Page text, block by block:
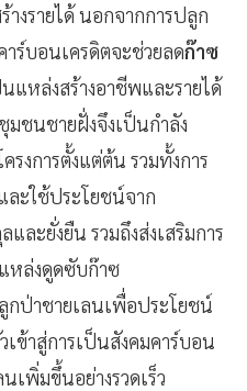
างรายได้ นอกจากการปลูก
ร์บอนเครดิตจะช่วยลดก๊าซ
แหล่งสร้างอาชีพและรายได้
ชนชายฝั่งจึงเป็นกำลัง
งการตั้งแต่ต้น รวมทั้งการ
ะใช้ประโยชน์จาก
ละยั่งยืน รวมถึงส่งเสริมการ
หล่งดูดซับก๊าซ
กป่าชายเลนเพื่อประโยชน์
ข้าสู่การเป็นสังคมคาร์บอน
เพิ่มขึ้นอย่างรวดเร็ว